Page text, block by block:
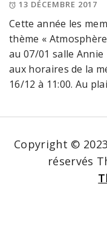
13 DÉCEMBRE 2017
Cette année les
thème «
au 07/01 salle
aux horaires de la
16/12 à 11:00. Au
Copyright ©
réservés